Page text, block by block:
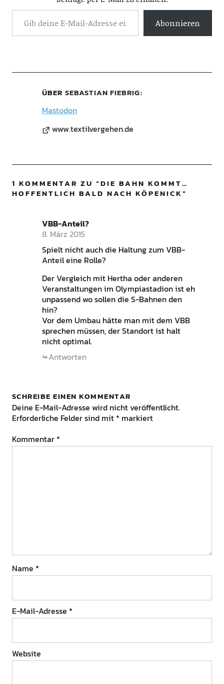
Abonnieren
ÜBER SEBASTIAN FIEBRIG
Mastodon
www.textilvergehen.de
1 KOMMENTAR ZU “DIE BAHN KOMMT…
HOFFENTLICH BALD NACH KÖPENICK”
VBB-Anteil?
8. März 2015
Spielt nicht auch die Haltung zum VBB-
Anteil eine Rolle?
Der Vergleich mit Hertha oder anderen
Veranstaltungen im Olympiastadion ist eh
unpassend wo sollen die S-Bahnen den
hin?
Vor dem Umbau hätte man mit dem VBB
sprechen müssen, der Standort ist halt
nicht optimal.
Antworten
SCHREIBE EINEN KOMMENTAR
Deine E-Mail-Adresse wird nicht veröffentlicht.
Erforderliche Felder sind mit * markiert
Kommentar *
Name *
E-Mail-Adresse *
Website